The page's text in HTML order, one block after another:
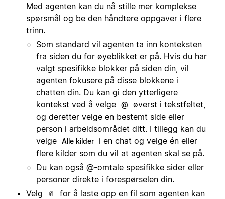
Med agenten kan du nå stille mer komplekse
spørsmål og be den håndtere oppgaver i flere
trinn.
Som standard vil agenten ta inn konteksten
fra siden du for øyeblikket er på. Hvis du har
valgt spesifikke blokker på siden din, vil
agenten fokusere på disse blokkene i
chatten din. Du kan gi den ytterligere
kontekst ved å velge @
øverst i tekstfeltet,
og deretter velge en bestemt side eller
person i arbeidsområdet ditt. I tillegg kan du
velge Alle kilder
i en chat og velge én eller
flere kilder som du vil at agenten skal se på.
Du kan også @-omtale spesifikke sider eller
personer direkte i forespørselen din.
Velg
📎
for å laste opp en fil som agenten kan